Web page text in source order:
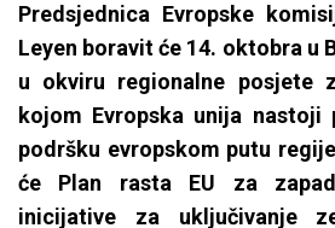
Predsjednica Evropske
Leyen boravit će 14. oktobra u
u okviru regionalne posjete
kojom Evropska unija
podršku evropskom putu
će Plan rasta EU za
inicijative za uključivanje